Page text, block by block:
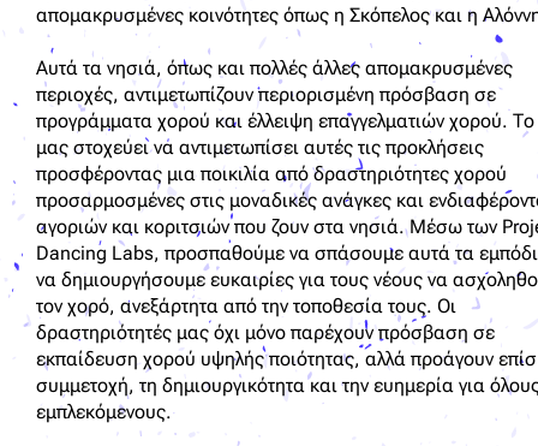
απομακρυσμένες κοινότητες όπως η Σκόπελος και η
Αυτά τα νησιά, όπως και πολλές άλλες απομακρυσμένες
περιοχές, αντιμετωπίζουν περιορισμένη πρόσβαση σε
προγράμματα χορού και έλλειψη επαγγελματιών χορού.
μας στοχεύει να αντιμετωπίσει αυτές τις προκλήσεις
προσφέροντας μια ποικιλία από δραστηριότητες χορού
προσαρμοσμένες στις μοναδικές ανάγκες και
αγοριών και κοριτσιών που ζουν στα νησιά. Μέσω των
Dancing Labs, προσπαθούμε να σπάσουμε αυτά τα
να δημιουργήσουμε ευκαιρίες για τους νέους να
τον χορό, ανεξάρτητα από την τοποθεσία τους. Οι
δραστηριότητές μας όχι μόνο παρέχουν πρόσβαση σε
εκπαίδευση χορού υψηλής ποιότητας, αλλά προάγουν
συμμετοχή, τη δημιουργικότητα και την ευημερία για
εμπλεκόμενους.